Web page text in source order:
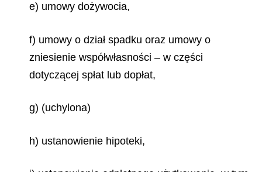
e) umowy dożywocia,
f) umowy o dział spadku oraz umowy o
zniesienie współwłasności – w części
dotyczącej spłat lub dopłat,
g) (uchylona)
h) ustanowienie hipoteki,